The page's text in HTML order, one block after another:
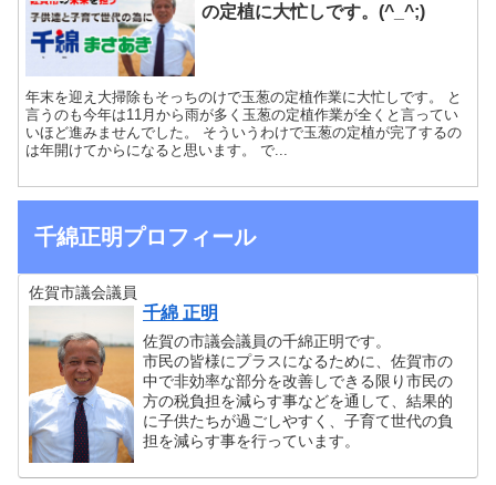
の定植に大忙しです。(^_^;)
年末を迎え大掃除もそっちのけで玉葱の定植作業に大忙しです。 と
言うのも今年は11月から雨が多く玉葱の定植作業が全くと言ってい
いほど進みませんでした。 そういうわけで玉葱の定植が完了するの
は年開けてからになると思います。 で...
千綿正明プロフィール
佐賀市議会議員
千綿 正明
佐賀の市議会議員の千綿正明です。
市民の皆様にプラスになるために、佐賀市の
中で非効率な部分を改善しできる限り市民の
方の税負担を減らす事などを通して、結果的
に子供たちが過ごしやすく、子育て世代の負
担を減らす事を行っています。